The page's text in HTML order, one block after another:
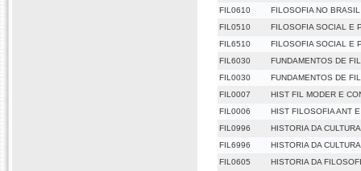
FIL0610
FILOSOFIA NO BRASIL
FIL0510
FILOSOFIA SOCIAL E
FIL6510
FILOSOFIA SOCIAL E
FIL6030
FUNDAMENTOS DE
FIL0030
FUNDAMENTOS DE
FIL0007
HIST FIL MODER E
FIL0006
HIST FILOSOFIA ANT
FIL0996
HISTORIA DA
FIL6996
HISTORIA DA
FIL0605
HISTORIA DA